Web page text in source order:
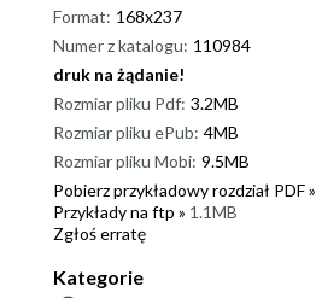
Format: 168x237
Numer z katalogu: 110984
druk na żądanie!
Rozmiar pliku Pdf: 3.2MB
Rozmiar pliku ePub: 4MB
Rozmiar pliku Mobi: 9.5MB
Pobierz przykładowy rozdział PDF »
Przykłady na ftp » 1.1MB
Zgłoś erratę
Kategorie